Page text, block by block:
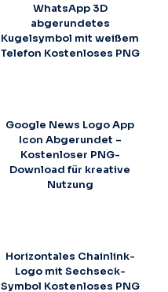
WhatsApp 3D
abgerundetes
Kugelsymbol mit weißem
Telefon Kostenloses PNG
Google News Logo App
Icon Abgerundet –
Kostenloser PNG-
Download für kreative
Nutzung
Horizontales Chainlink-
Logo mit Sechseck-
Symbol Kostenloses PNG